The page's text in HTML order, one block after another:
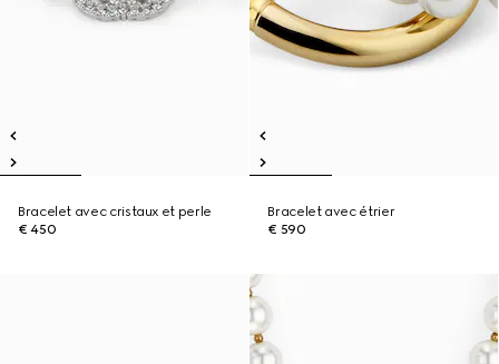
Bracelet avec cristaux et perle
€ 450
Bracelet avec étrier
€ 590